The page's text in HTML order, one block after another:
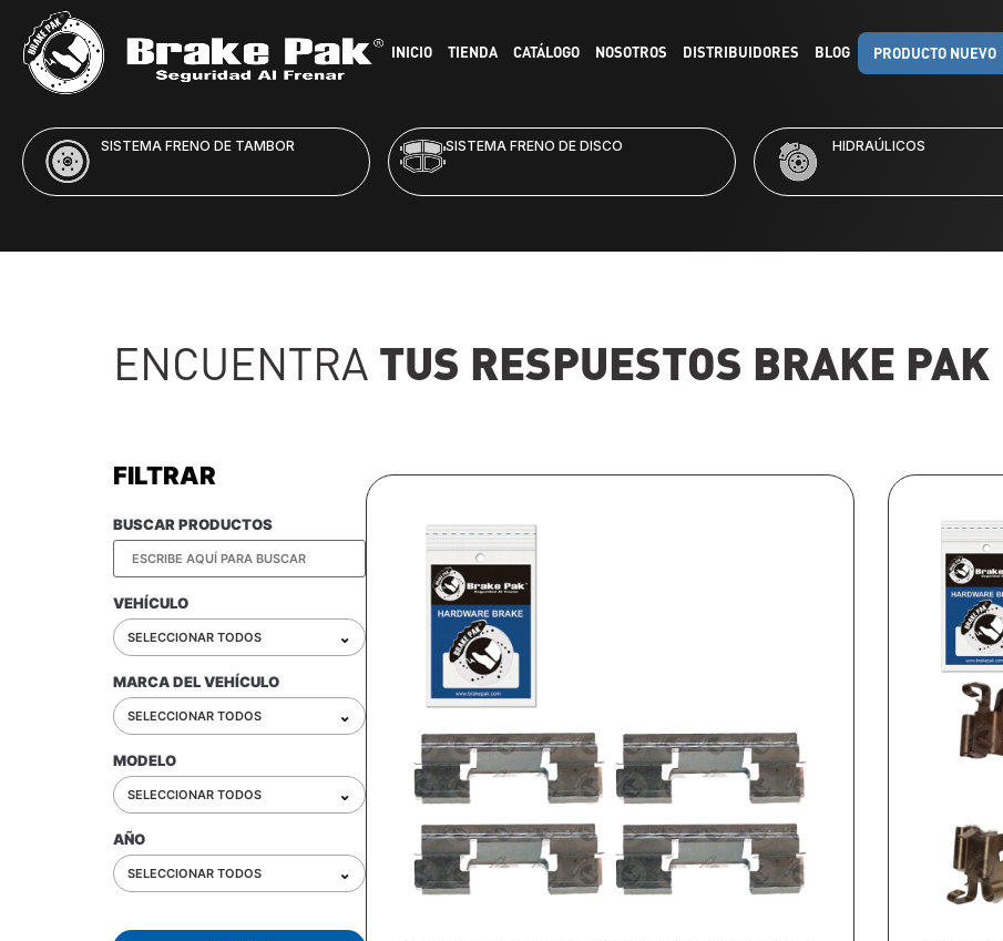
INICIO TIENDA CATÁLOGO NOSOTROS DISTRIBUIDORES BLOG PRODUCTO NUEVO
SISTEMA FRENO DE DISCO HIDRAÚLICOS KITS DE FRENO
ENCUENTRA TUS RESPUESTOS BRAKE PAK
FILTRAR
BUSCAR PRODUCTOS
VEHÍCULO
SELECCIONAR TODOS ⌄
MARCA DEL VEHÍCULO
SELECCIONAR TODOS ⌄
MODELO
SELECCIONAR TODOS ⌄
AÑO
SELECCIONAR TODOS ⌄